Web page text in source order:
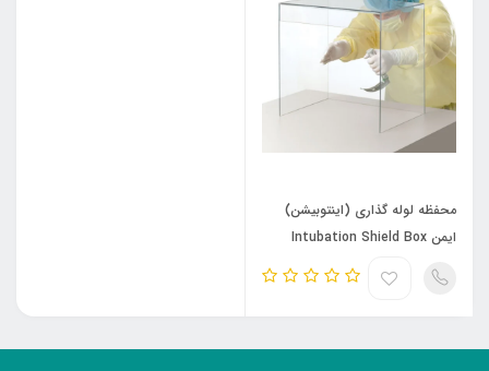
محفظه لوله گذاری (اینتوبیشن)
ایمن Intubation Shield Box